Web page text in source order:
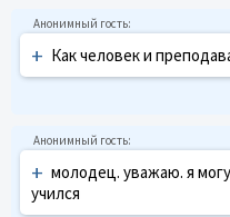
+ Как человек и
+ молодец. уважаю. я могу
учился